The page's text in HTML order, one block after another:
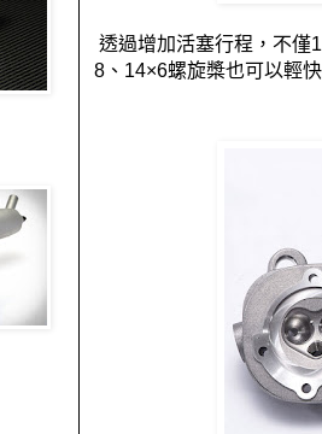
透過增加活塞行程，不僅
8 、 14×6螺旋槳也可以輕